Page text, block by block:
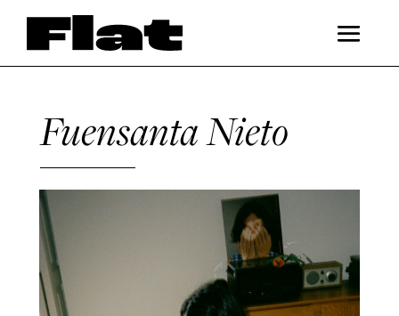
Fuensanta Nieto